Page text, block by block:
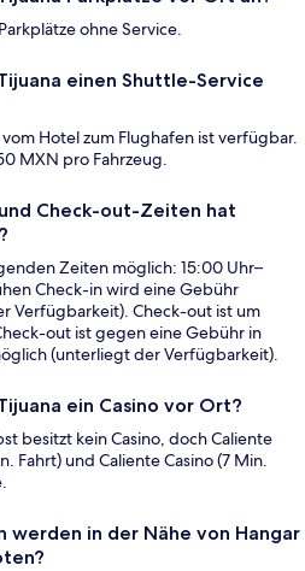
ohne Service.
einen Shuttle-Service
Hotel zum Flughafen ist verfügbar.
MXN pro Fahrzeug.
Check-out-Zeiten hat
Zeiten möglich: 15:00 Uhr–
Check-in wird eine Gebühr
Verfügbarkeit). Check-out ist um
out ist gegen eine Gebühr in
(unterliegt der Verfügbarkeit).
ein Casino vor Ort?
besitzt kein Casino, doch Caliente
Fahrt) und Caliente Casino (7 Min.
werden in der Nähe von Hangar